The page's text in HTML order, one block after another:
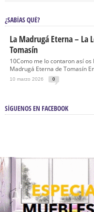
¿SABÍAS QUÉ?
La Madrugá Eterna – La
Tomasín
10Como me lo contaron así os
Madrugá Eterna de Tomasín
10 marzo 2026 0
SÍGUENOS EN FACEBOOK